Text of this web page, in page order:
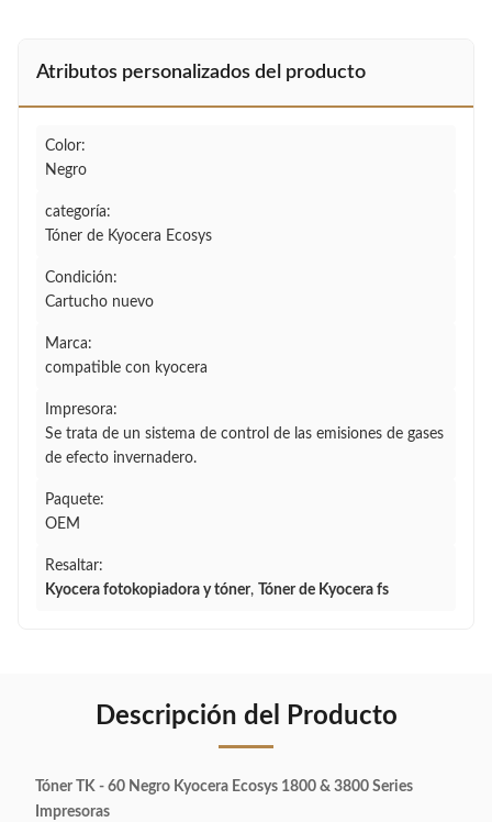
Atributos personalizados del producto
Color:
Negro
categoría:
Tóner de Kyocera Ecosys
Condición:
Cartucho nuevo
Marca:
compatible con kyocera
Impresora:
Se trata de un sistema de control de las emisiones de gases
de efecto invernadero.
Paquete:
OEM
Resaltar:
Kyocera fotokopiadora y tóner, Tóner de Kyocera fs
Descripción del Producto
Tóner TK - 60 Negro Kyocera Ecosys 1800 & 3800 Series
Impresoras